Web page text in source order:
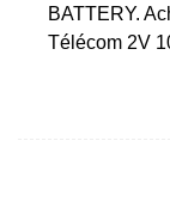
BATTERY.
Télécom 2V